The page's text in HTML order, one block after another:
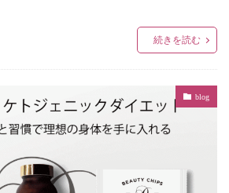
続きを読む
blog